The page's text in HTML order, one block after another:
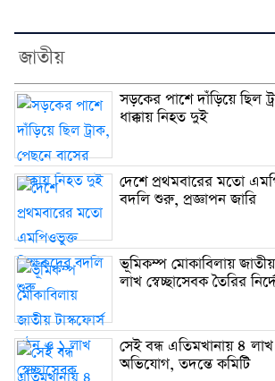
জাতীয়
সড়কের পাশে দাঁড়িয়ে ছিল
ধাক্কায় নিহত দুই
দেশে প্রথমবারের মতো
বদলি শুরু, প্রজ্ঞাপন জারি
ভূমিকম্প মোকাবিলায়
লাখ স্বেচ্ছাসেবক তৈরির
সেই বন্ধ এতিমখানায় ৪
অভিযোগ, তদন্তে কমিটি